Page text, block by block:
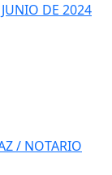
DE 2024
/ NOTARIO